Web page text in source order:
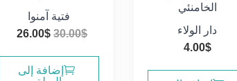
الخامنئي
دار الولاء
4.00$
فتية آمنوا
30.00$
السعر
هو:
26.00$
إضافة إلى